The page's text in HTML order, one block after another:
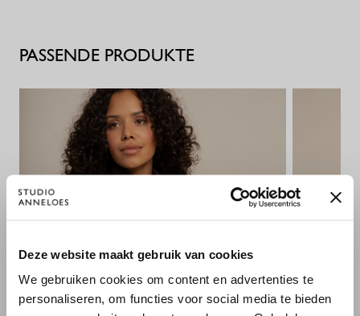
Deze website maakt gebruik van cookies
We gebruiken cookies om content en advertenties te
personaliseren, om functies voor social media te bieden
PASSENDE PRODUKTE
WILLKOMMEN BEI STUDIO
ANNELOES